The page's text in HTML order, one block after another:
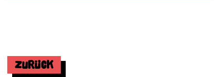
Zurück